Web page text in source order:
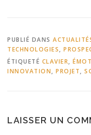
PUBLIÉ DANS
TECHNOLOGIES,
ÉTIQUETÉ CLAVIER,
INNOVATION, PROJET,
LAISSER UN